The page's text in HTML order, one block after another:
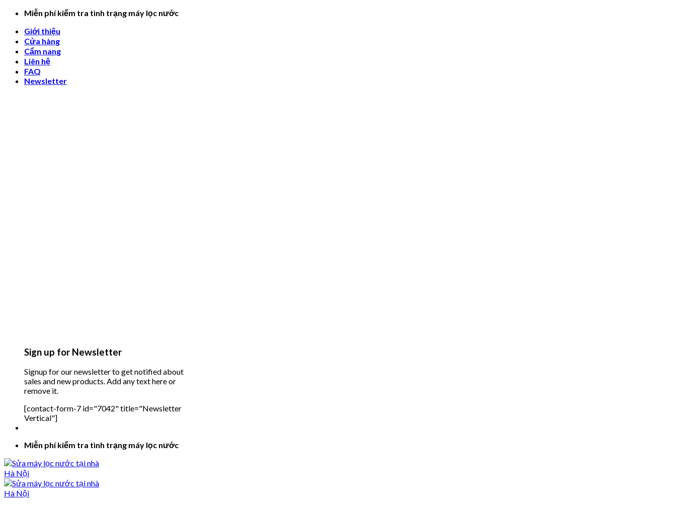
Skip
content
Miễn phí kiểm tra tình trạng máy lọc nước
Giới thiệu
Cửa hàng
Cẩm nang
Liên hệ
FAQ
Newsletter
Sign up for Newsletter
Signup for our newsletter to get notified about
sales and new products. Add any text here or
remove it.
[contact-form-7 id="7042" title="Newsletter
Vertical"]
Miễn phí kiểm tra tình trạng máy lọc nước